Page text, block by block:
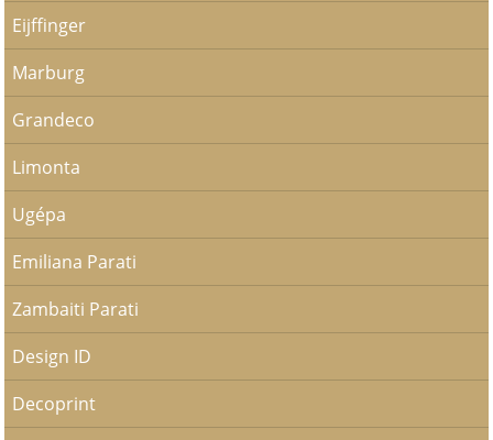
Eijffinger
Marburg
Grandeco
Limonta
Ugépa
Emiliana Parati
Zambaiti Parati
Design ID
Decoprint